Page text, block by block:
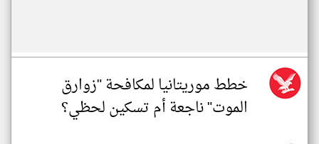
خطط موريتانيا لمكافحة "زوارق
الموت" ناجعة أم تسكين لحظي؟